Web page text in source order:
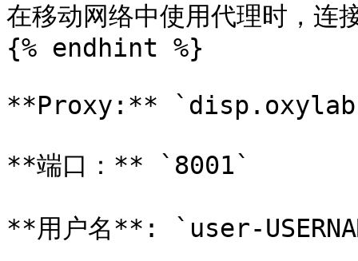
在移动网络中使用代理时，
{% endhint %}
**Proxy:**
**端口：** `8001`
**用户名**: `user-